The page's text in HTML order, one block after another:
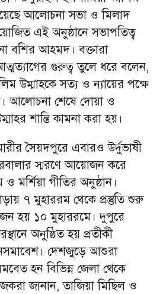
আলোচনা সভা ও মিলাদ
এই অনুষ্ঠানে সভাপতিত্ব
বশির আহমদ। বক্তারা
গুরুত্ব তুলে ধরে বলেন,
উম্মাহকে সত্য ও ন্যায়ের পক্ষে
আলোচনা শেষে দোয়া ও
শান্তি কামনা করা হয়।
সৈয়দপুরে এবারও উর্দুভাষী
স্মরণে আয়োজন করে
মর্শিয়া গীতির অনুষ্ঠান।
৭ মুহাররম থেকে প্রস্তুতি শুরু
হয় ১০ মুহাররমে। দুপুরে
অনুষ্ঠিত হয় প্রতীকী
দেশজুড়ে আশুরা
হন বিভিন্ন জেলা থেকে
জানান, তাজিয়া মিছিল ও